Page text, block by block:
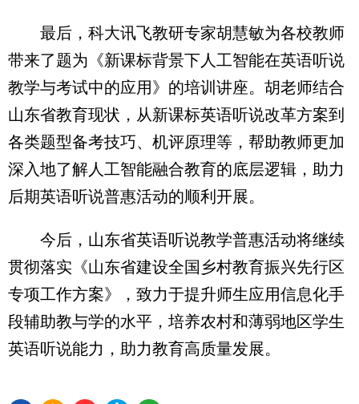
最后，科大讯飞教研专家胡慧敏为各校教师
带来了题为《新课标背景下人工智能在英语听说
教学与考试中的应用》的培训讲座。胡老师结合
山东省教育现状，从新课标英语听说改革方案到
各类题型备考技巧、机评原理等，帮助教师更加
深入地了解人工智能融合教育的底层逻辑，助力
后期英语听说普惠活动的顺利开展。
今后，山东省英语听说教学普惠活动将继续
贯彻落实《山东省建设全国乡村教育振兴先行区
专项工作方案》，致力于提升师生应用信息化手
段辅助教与学的水平，培养农村和薄弱地区学生
英语听说能力，助力教育高质量发展。